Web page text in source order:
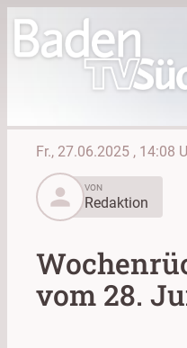
Fr., 27.06.2025 , 14:08
person
VON
Redaktion
vom 28.